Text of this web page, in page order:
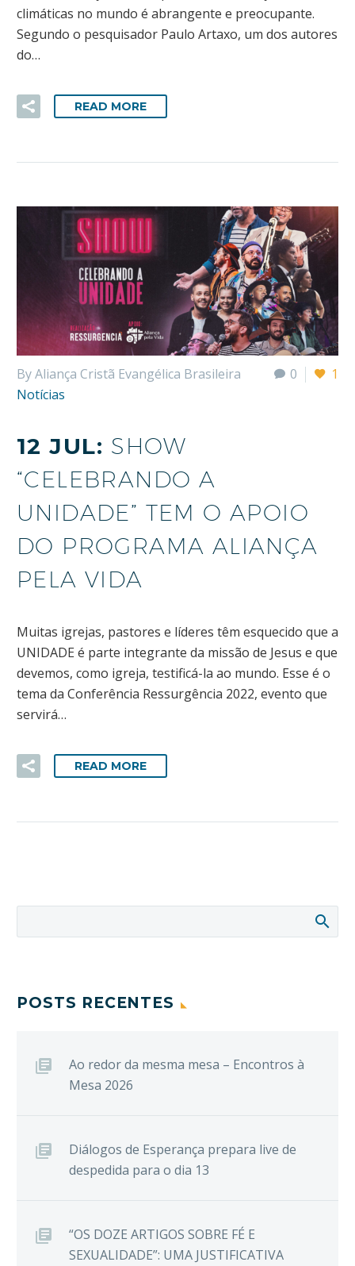
climáticas no mundo é abrangente e preocupante.
Segundo o pesquisador Paulo Artaxo, um dos autores
do…
READ MORE
0 1
By Aliança Cristã Evangélica Brasileira
Notícias
12 JUL: SHOW
“CELEBRANDO A
UNIDADE” TEM O APOIO
DO PROGRAMA ALIANÇA
PELA VIDA
Muitas igrejas, pastores e líderes têm esquecido que a
UNIDADE é parte integrante da missão de Jesus e que
devemos, como igreja, testificá-la ao mundo. Esse é o
tema da Conferência Ressurgência 2022, evento que
servirá…
READ MORE
POSTS RECENTES
Ao redor da mesma mesa – Encontros à
Mesa 2026
Diálogos de Esperança prepara live de
despedida para o dia 13
“OS DOZE ARTIGOS SOBRE FÉ E
SEXUALIDADE”: UMA JUSTIFICATIVA